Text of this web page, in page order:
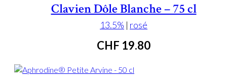
Clavien Dôle Blanche – 75 cl
13.5% | rosé
CHF 19.80